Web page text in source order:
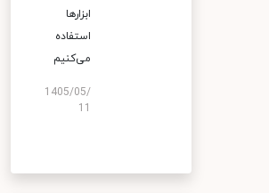
ابزارها
استفاده
می‌کنیم
1405/05/